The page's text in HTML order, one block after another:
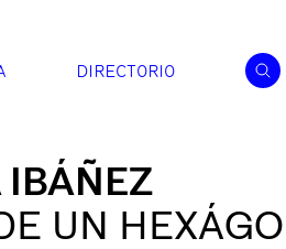
DIRECTORIO
UN